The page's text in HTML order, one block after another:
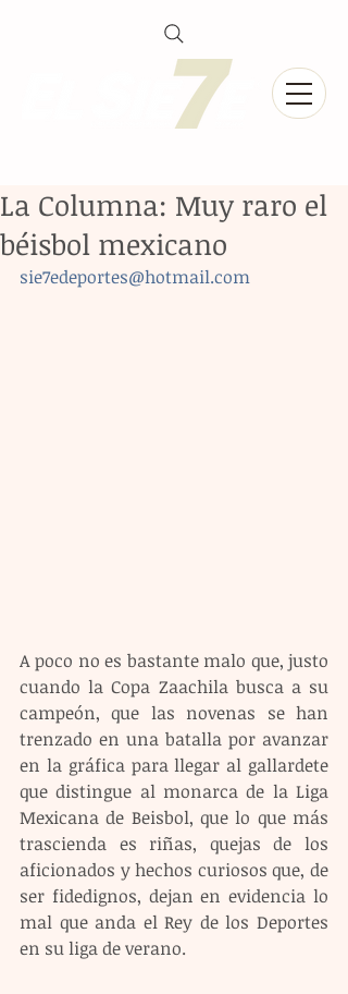
La Columna: Muy raro el
béisbol mexicano
sie7edeportes@hotmail.com
A poco no es bastante malo que, justo
cuando la Copa Zaachila busca a su
campeón, que las novenas se han
trenzado en una batalla por avanzar
en la gráfica para llegar al gallardete
que distingue al monarca de la Liga
Mexicana de Beisbol, que lo que más
trascienda es riñas, quejas de los
aficionados y hechos curiosos que, de
ser fidedignos, dejan en evidencia lo
mal que anda el Rey de los Deportes
en su liga de verano.